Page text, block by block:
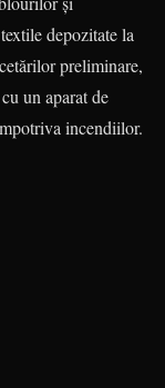
depozitate la
preliminare,
un aparat de
incendiilor.